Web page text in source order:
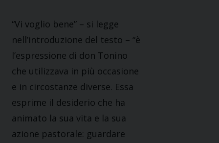
“Vi voglio bene” – si legge
nell’introduzione del testo – “è
l’espressione di don Tonino
che utilizzava in più occasione
e in circostanze diverse. Essa
esprime il desiderio che ha
animato la sua vita e la sua
azione pastorale: guardare